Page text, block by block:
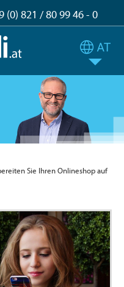
(0) 821 / 80 99 46 - 0
Sie Ihren Onlineshop auf